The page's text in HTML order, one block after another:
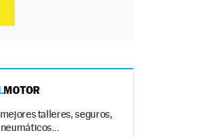
MOTOR
talleres, seguros,